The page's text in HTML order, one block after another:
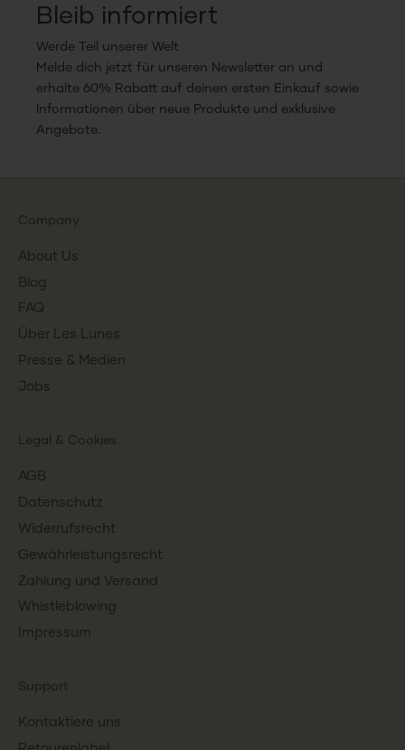
Bleib informiert
Werde Teil unserer Welt
Melde dich jetzt für unseren Newsletter an und
erhalte 60% Rabatt auf deinen ersten Einkauf sowie
Informationen über neue Produkte und exklusive
Angebote.
Company
About Us
Blog
FAQ
Über Les Lunes
Presse & Medien
Jobs
Legal & Cookies
AGB
Datenschutz
Widerrufsrecht
Gewährleistungsrecht
Zahlung und Versand
Whistleblowing
Impressum
Support
Kontaktiere uns